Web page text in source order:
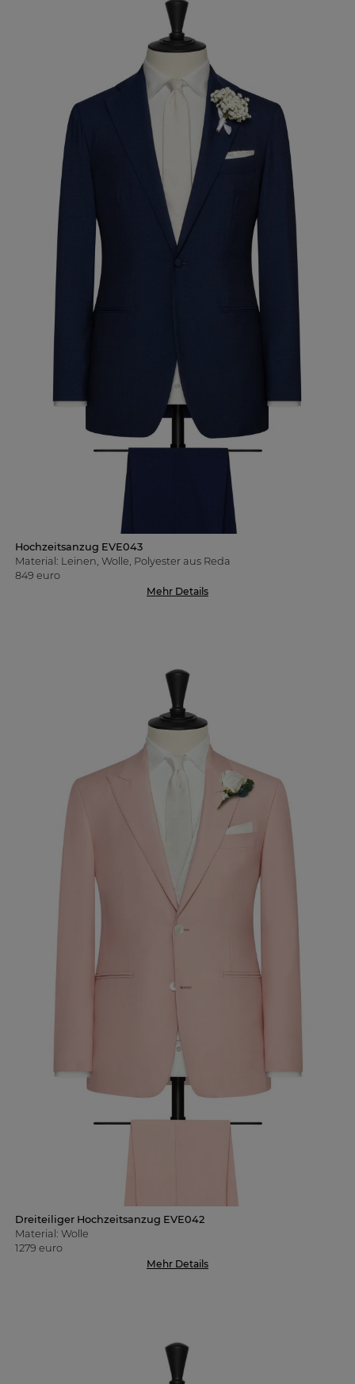
Hochzeitsanzug EVE043
Material: Leinen, Wolle, Polyester aus Reda
849 euro
Mehr Details
Dreiteiliger Hochzeitsanzug EVE042
Material: Wolle
1279 euro
Mehr Details